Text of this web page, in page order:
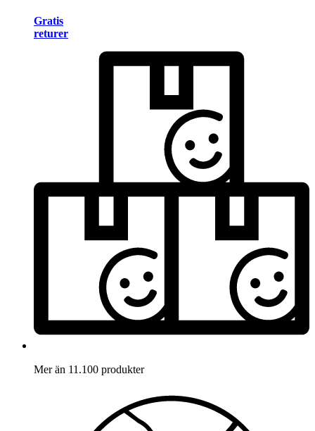
Gratis
returer
Mer än 11.100 produkter